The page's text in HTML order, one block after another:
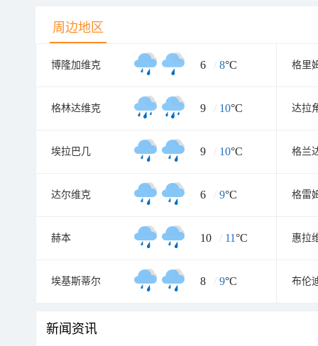
周边地区
博隆加维克 6 / 8°C 格里
格林达维克 9 / 10°C 达拉
埃拉巴几 9 / 10°C 格兰
达尔维克 6 / 9°C 格雷
赫本 10 / 11°C 惠拉
埃基斯蒂尔 8 / 9°C 布伦
新闻资讯